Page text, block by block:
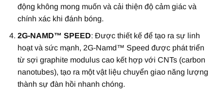
động không mong muốn và cải thiện độ cảm giác và
chính xác khi đánh bóng.
2G-NAMD™ SPEED: Được thiết kế để tạo ra sự linh
hoạt và sức mạnh, 2G-Namd™ Speed được phát triển
từ sợi graphite modulus cao kết hợp với CNTs (carbon
nanotubes), tạo ra một vật liệu chuyển giao năng lượng
thành sự đàn hồi nhanh chóng.